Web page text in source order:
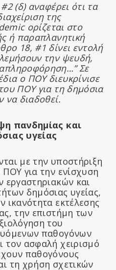
(δ) αναφέρει ότι τα
της
ορίζεται στο
ή παραπλανητική
18, #1 δίνει εντολή
την ψευδή,
Σε
ο ΠΟΥ διευκρίνισε
ΠΟΥ για τη δημόσια
να διαδοθεί.
πανδημίας και
υγείας
με την υποστήριξη
για την ενίσχυση
εργαστηριακών και
δημόσιας υγείας,
ικανότητα εκτέλεσης
την επιστήμη των
του
παθογόνων
τον ασφαλή χειρισμό
παθογόνους
τη χρήση σχετικών